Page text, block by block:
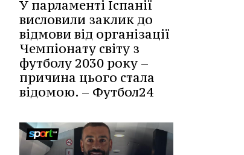
У парламенті Іспанії
висловили заклик до
відмови від організації
Чемпіонату світу з
футболу 2030 року –
причина цього стала
відомою. – Футбол24